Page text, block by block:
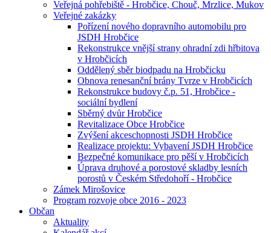
Veřejná pohřebiště - Hrobčice, Chouč, Mrzlice, Mukov
Veřejné zakázky
Pořízení nového dopravního automobilu pro
JSDH Hrobčice
Rekonstrukce vnější strany ohradní zdi hřbitova
v Hrobčicích
Oddělený sběr biodpadu na Hrobčicku
Obnova renesanční brány Tvrze v Hrobčicích
Rekonstrukce budovy č.p. 51, Hrobčice -
sociální bydlení
Sběrný dvůr Hrobčice
Revitalizace Obce Hrobčice
Zvýšení akceschopnosti JSDH Hrobčice
Realizace projektu: Vybavení JSDH Hrobčice
Bezpečné komunikace pro pěší v Hrobčicích
Úprava druhové a porostové skladby lesních
porostů v Českém Středohoří - Hrobčice
Zámek Mirošovice
Program rozvoje obce 2016 - 2023
Občan
Aktuality